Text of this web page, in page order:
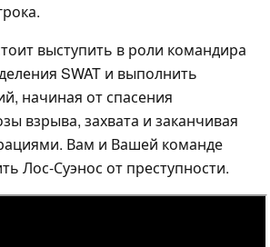
выступить в роли командира
SWAT и выполнить
начиная от спасения
взрыва, захвата и заканчивая
Вам и Вашей команде
Лос-Суэнос от преступности.